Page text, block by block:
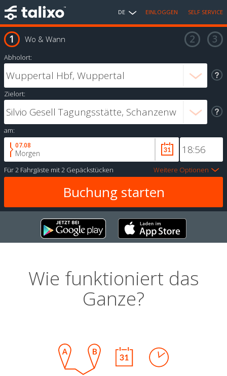
DE EINLOGGEN SELF SERVICE
Wo & Wann
Abholort:
Zielort:
am:
07.08
Morgen
Für2 Fahrgäste mit2 Gepäckstücken Weitere Optionen
Wie funktioniert das
Ganze?